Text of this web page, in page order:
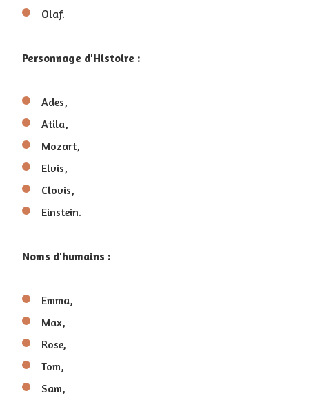
Olaf.
Personnage d'Histoire :
Ades,
Atila,
Mozart,
Elvis,
Clovis,
Einstein.
Noms d'humains :
Emma,
Max,
Rose,
Tom,
Sam,